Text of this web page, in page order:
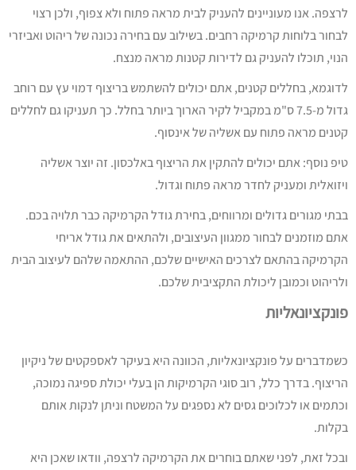
לרצפה. אנו מעוניינים להעניק לבית מראה פתוח ולא צפוף, ולכן רצוי
לבחור בלוחות קרמיקה רחבים. בשילוב עם בחירה נכונה של ריהוט ואביזרי
הנוי, תוכלו להעניק גם לדירות קטנות מראה מנצח.
לדוגמא, בחללים קטנים, אתם יכולים להשתמש בריצוף דמוי עץ עם רוחב
גדול מ-7.5 ס"מ במקביל לקיר הארוך ביותר בחלל. כך תעניקו גם לחללים
קטנים מראה פתוח עם אשליה של אינסוף.
טיפ נוסף: אתם יכולים להתקין את הריצוף באלכסון. זה יוצר אשליה
ויזואלית ומעניק לחדר מראה פתוח וגדול.
בבתי מגורים גדולים ומרווחים, בחירת גודל הקרמיקה כבר תלויה בכם.
אתם מוזמנים לבחור ממגוון העיצובים, ולהתאים את גודל אריחי
הקרמיקה בהתאם לצרכים האישיים שלכם, ההתאמה שלהם לעיצוב הבית
ולריהוט וכמובן ליכולת התקציבית שלכם.
פונקציונאליות
כשמדברים על פונקציונאליות, הכוונה היא בעיקר לאספקטים של ניקיון
הריצוף. בדרך כלל, רוב סוגי הקרמיקות הן בעלי יכולת ספיגה נמוכה,
וכתמים או לכלוכים גסים לא נספגים על המשטח וניתן לנקות אותם
בקלות.
ובכל זאת, לפני שאתם בוחרים את הקרמיקה לרצפה, וודאו שאכן היא